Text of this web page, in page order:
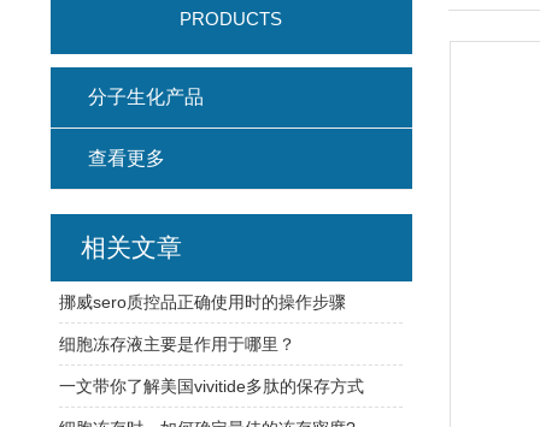
PRODUCTS
分子生化产品
查看更多
相关文章
挪威sero质控品正确使用时的操作步骤
细胞冻存液主要是作用于哪里？
一文带你了解美国vivitide多肽的保存方式